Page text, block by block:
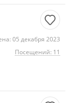
05 декабря 2023
Посещений: 11